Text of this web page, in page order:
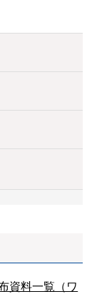
資料一覧（ワ